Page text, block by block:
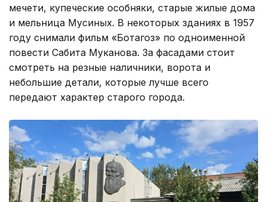
мечети, купеческие особняки, старые жилые дома
и мельница Мусиных. В некоторых зданиях в 1957
году снимали фильм «Ботагоз» по одноименной
повести Сабита Муканова. За фасадами стоит
смотреть на резные наличники, ворота и
небольшие детали, которые лучше всего
передают характер старого города.